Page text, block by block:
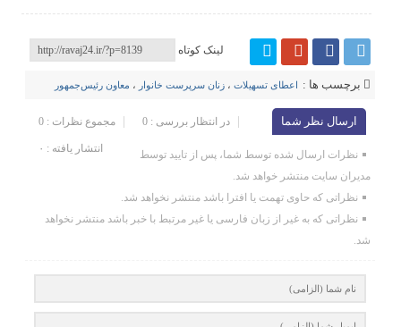
لینک کوتاه
برچسب ها : اعطای تسهیلات ،زنان سرپرست خانوار ، معاون رئیس‌جمهور
ارسال نظر شما مجموع نظرات : 0 در انتظار بررسی : 0
انتشار یافته : ۰
نظرات ارسال شده توسط شما، پس از تایید توسط
مدیران سایت منتشر خواهد شد.
نظراتی که حاوی تهمت یا افترا باشد منتشر نخواهد شد.
نظراتی که به غیر از زبان فارسی یا غیر مرتبط با خبر باشد منتشر نخواهد
شد.